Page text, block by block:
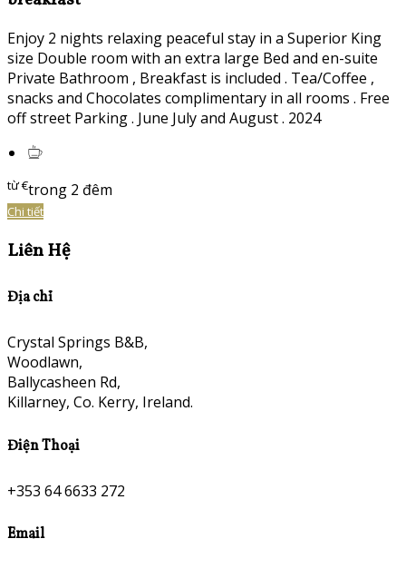
Enjoy 2 nights relaxing peaceful stay in a Superior King
size Double room with an extra large Bed and en-suite
Private Bathroom , Breakfast is included . Tea/Coffee ,
snacks and Chocolates complimentary in all rooms . Free
off street Parking . June July and August . 2024
từ€trong 2 đêm
Chi tiết
Liên Hệ
Địa chỉ
Crystal Springs B&B,
Woodlawn,
Ballycasheen Rd,
Killarney, Co. Kerry, Ireland.
Điện Thoại
+353 64 6633 272
Email